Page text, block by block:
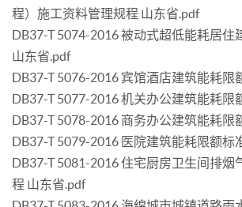
程）施工资料管理规程 山东省.pdf
DB37-T 5074-2016 被动式超低能耗居住
山东省.pdf
DB37-T 5076-2016 宾馆酒店建筑能耗限
DB37-T 5077-2016 机关办公建筑能耗限
DB37-T 5078-2016 商务办公建筑能耗限
DB37-T 5079-2016 医院建筑能耗限额标
DB37-T 5081-2016 住宅厨房卫生间排烟
程 山东省.pdf